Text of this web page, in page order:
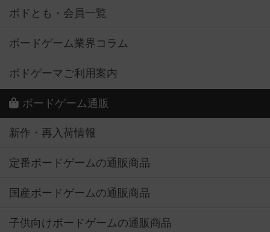
ボドとも・会員一覧
ボードゲーム業界コラム
ボドゲーマご利用案内
ボードゲーム通販
新作・再入荷情報
定番ボードゲームの通販商品
国産ボードゲームの通販商品
子供向けボードゲームの通販商品